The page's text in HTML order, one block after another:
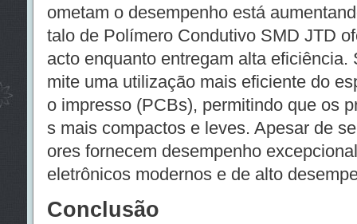
ometam o desempenho está
talo de Polímero Condutivo SMD JTD
acto enquanto entregam alta eficiência.
mite uma utilização mais eficiente do
o impresso (PCBs), permitindo que os
s mais compactos e leves. Apesar de
ores fornecem desempenho
eletrônicos modernos e de alto
Conclusão